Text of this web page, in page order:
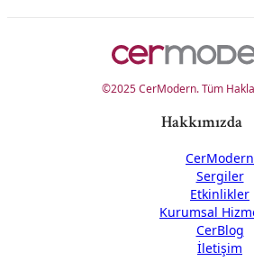
©2025 CerModern. Tüm
Hakkımızda
CerModern
Sergiler
Etkinlikler
Kurumsal
CerBlog
İletişim